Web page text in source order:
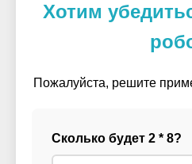
Хотим
Пожалуйста, решите
Сколько будет 2 * 8?